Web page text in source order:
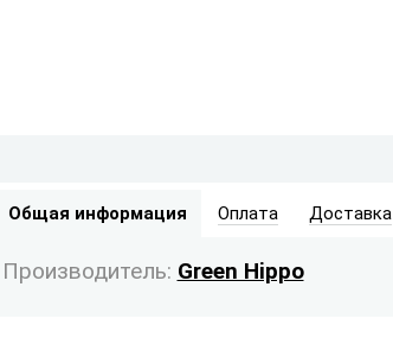
спец.
Общая информация Оплата Доставка
Производитель: Green Hippo